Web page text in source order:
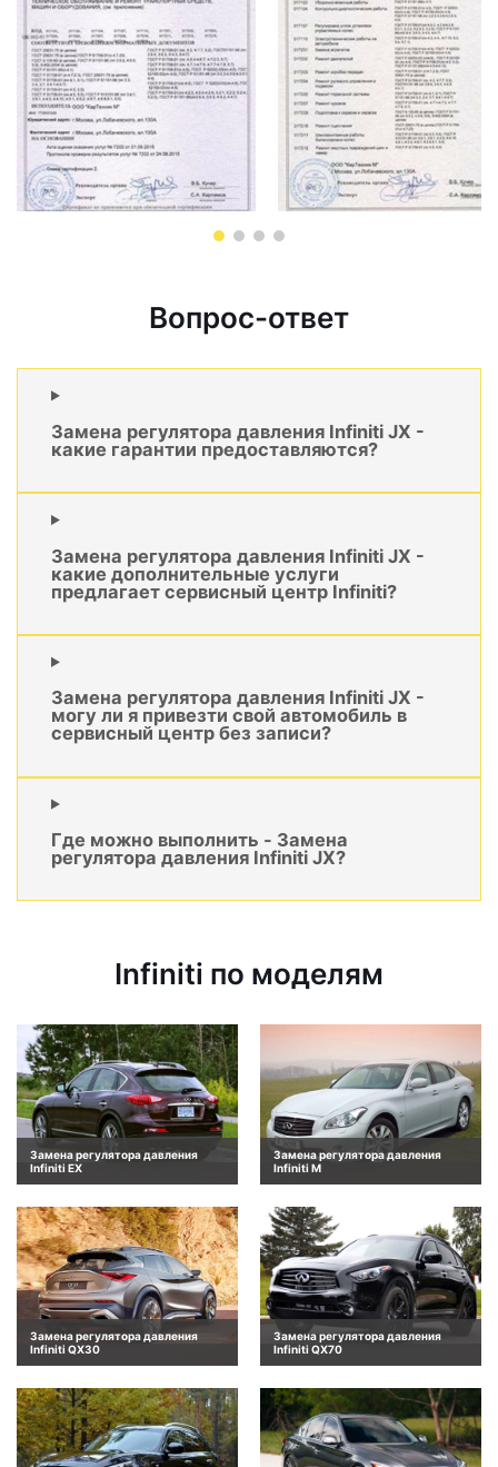
Вопрос-ответ
Замена регулятора давления Infiniti JX -
какие гарантии предоставляются?
Замена регулятора давления Infiniti JX -
какие дополнительные услуги
предлагает сервисный центр Infiniti?
Замена регулятора давления Infiniti JX -
могу ли я привезти свой автомобиль в
сервисный центр без записи?
Где можно выполнить - Замена
регулятора давления Infiniti JX?
Infiniti по моделям
Замена регулятора давления
Infiniti EX
Замена регулятора давления
Infiniti M
Замена регулятора давления
Infiniti QX30
Замена регулятора давления
Infiniti QX70